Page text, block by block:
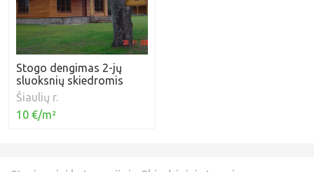
Stogo dengimas 2-jų
sluoksnių skiedromis
Šiaulių r.
10 €/m²